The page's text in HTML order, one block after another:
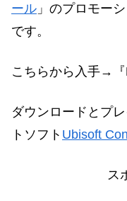
ール 」のプロモー
です。
こちらから入手→
ダウンロードとプ
トソフト Ubisoft
ス